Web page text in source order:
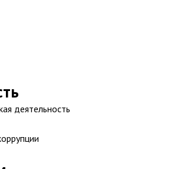
деятельность